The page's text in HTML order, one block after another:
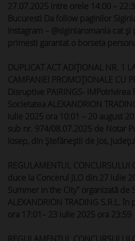
27.07.2025 intre orele 14:00 –
Bucuresti Da follow paginilor
Instagram – @siginiaromania cat
primesti garantat o borseta
DUPLICAT ACT ADIȚIONAL NR. 1
CAMPANIEI PROMOȚIONALE CU
Disruptive PAIRINGS- IMPotrivirea
Societatea ALEXANDRION
iulie 2025 ora 10:01 – 20 august
sub nr. 974/08.07.2025 de Notar
Iosep, din Ștefăneștii de Jos,
REGULAMENTUL CONCURSULUI
duce la Concerul JLO din 27 iulie
Summer in the City” organizată de
ALEXANDRION TRADING S.R.L.
ora 17:01– 23 iulie 2025 ora 23:59